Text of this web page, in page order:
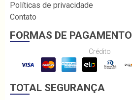
Políticas de privacidade
Contato
FORMAS DE PAGAMENTO
Crédito
TOTAL SEGURANÇA